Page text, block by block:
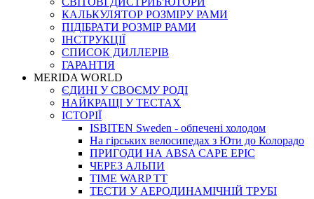
КАЛЬКУЛЯТОР РОЗМIРУ РАМИ
ПІДІБРАТИ РОЗМІР РАМИ
IНСТРУКЦIЇ
СПИСОК ДИЛЛЕРІВ
ГАРАНТIЯ
MERIDA WORLD
ЄДИНI У СВОЄМУ РОДI
НАЙКРАЩІ У ТЕСТАХ
ІСТОРІЇ
ISBITEN Sweden - обпечені холодом
На гірських велосипедах з Юти до Колорадо
ПРИГОДИ НА ABSA CAPE EPIC
ЧЕРЕЗ АЛЬПИ
TIME WARP TT
ТЕСТИ У АЕРОДИНАМІЧНІЙ ТРУБІ